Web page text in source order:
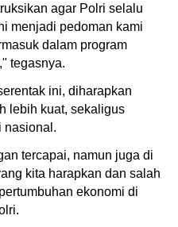
agar Polri selalu
menjadi pedoman kami
dalam program
tegasnya.
ini, diharapkan
lebih kuat, sekaligus
nasional.
tercapai, namun juga di
kita harapkan dan salah
ekonomi di